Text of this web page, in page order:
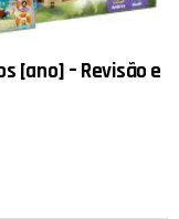
[ano] – Revisão e